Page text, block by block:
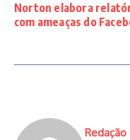
Norton elabora
com ameaças do
Redação